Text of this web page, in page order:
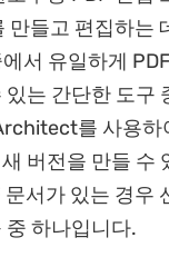
만들고 편집하는
서 유일하게
는 간단한 도구
를 사용하
버전을 만들 수
서가 있는 경우
중 하나입니다.